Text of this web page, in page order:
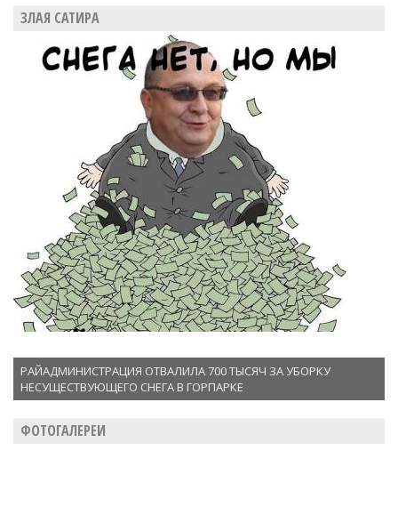
ЗЛАЯ САТИРА
РАЙАДМИНИСТРАЦИЯ ОТВАЛИЛА 700 ТЫСЯЧ ЗА УБОРКУ
НЕСУЩЕСТВУЮЩЕГО СНЕГА В ГОРПАРКЕ
ФОТОГАЛЕРЕИ